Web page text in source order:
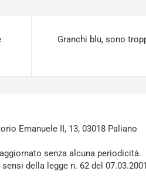
Granchi blu, sono
Emanuele II, 13, 03018 Paliano
senza alcuna periodicità.
della legge n. 62 del 07.03.2001